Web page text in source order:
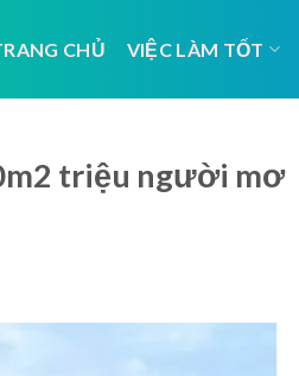
CHỦ VIỆC LÀM TỐT
triệu người mơ